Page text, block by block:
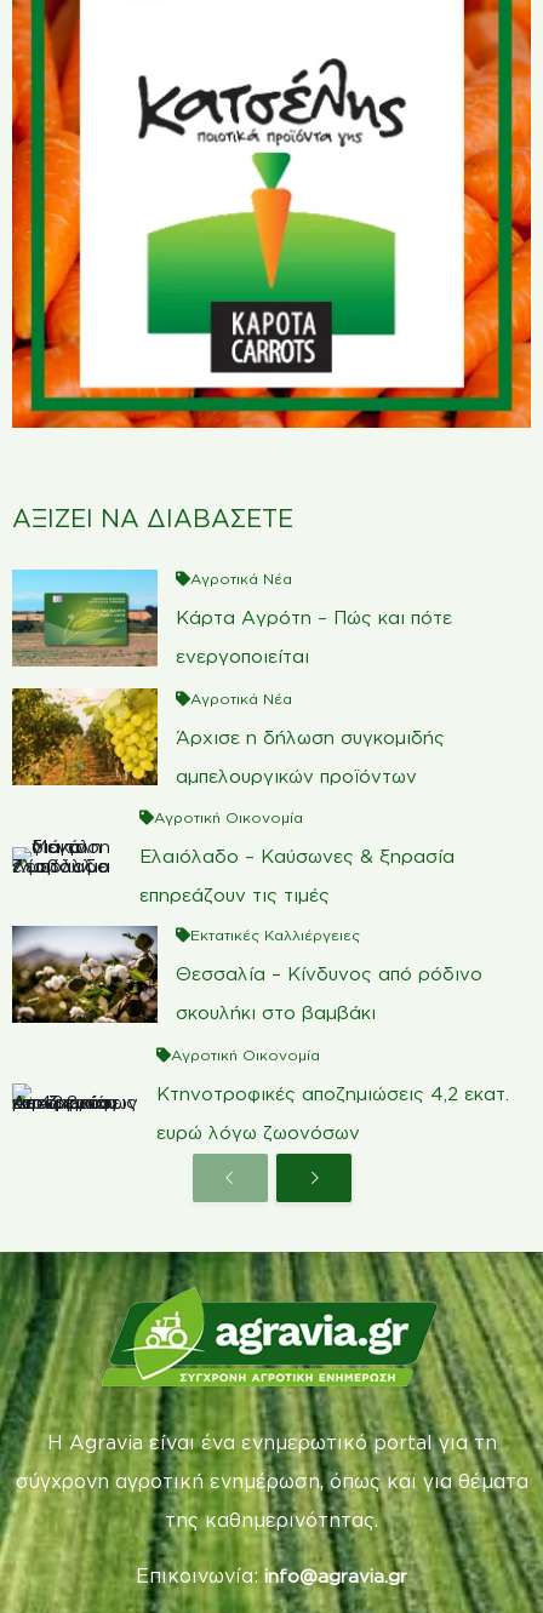
ΑΞΙΖΕΙ ΝΑ ΔΙΑΒΑΣΕΤΕ
Αγροτικά Νέα
Κάρτα Αγρότη – Πώς και πότε
ενεργοποιείται
Αγροτικά Νέα
Άρχισε η δήλωση συγκομιδής
αμπελουργικών προϊόντων
Αγροτική Οικονομία
Ελαιόλαδο – Καύσωνες & ξηρασία
επηρεάζουν τις τιμές
Εκτατικές Καλλιέργειες
Θεσσαλία – Κίνδυνος από ρόδινο
σκουλήκι στο βαμβάκι
Αγροτική Οικονομία
Κτηνοτροφικές αποζημιώσεις 4,2 εκατ.
ευρώ λόγω ζωονόσων
Η Agravia είναι ένα ενημερωτικό portal για τη
σύγχρονη αγροτική ενημέρωση, όπως και για θέματα
της καθημερινότητας.
Επικοινωνία: info@agravia.gr